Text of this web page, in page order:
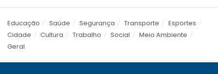
Educação Saúde Segurança Transporte
Esportes
Cidade
Cultura Trabalho Social
Meio Ambiente
Geral